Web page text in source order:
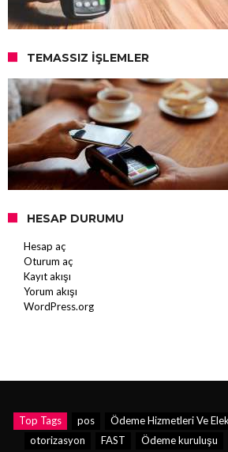
TEMASSIZ İŞLEMLER
HESAP DURUMU
Hesap aç
Oturum aç
Kayıt akışı
Yorum akışı
WordPress.org
Top Tags pos
Ödeme Hizmetleri Ve
otorizasyon
FAST Ödeme kuruluşu